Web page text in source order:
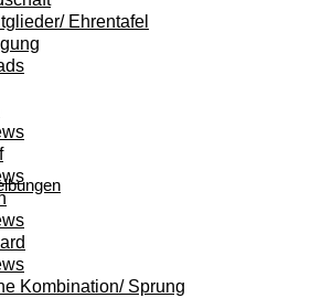
Ehrentafel
Kombination/ Sprung